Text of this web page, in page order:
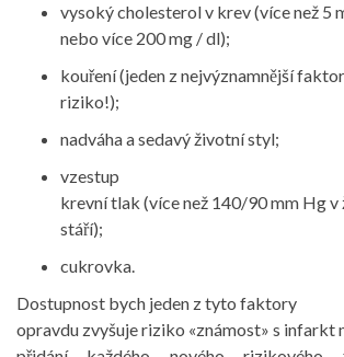
vysoký cholesterol v krev (více než 5
nebo více 200 mg / dl);
kouření (jeden z nejvýznamnější
riziko!);
nadváha a sedavý životní styl;
vzestup
krevní tlak (více než 140/90 mm Hg v
stáří);
cukrovka.
Dostupnost bych jeden z tyto faktory
opravdu zvyšuje riziko «známost» s infarkt